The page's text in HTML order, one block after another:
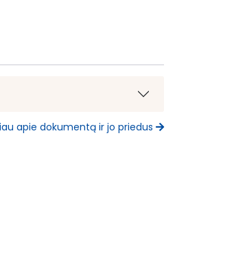
apie dokumentą ir jo priedus